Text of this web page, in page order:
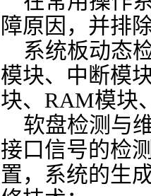
障原因，并排
系统板动态
模块、中断模
块、RAM模块
软盘检测与
接口信号的检
置，系统的生